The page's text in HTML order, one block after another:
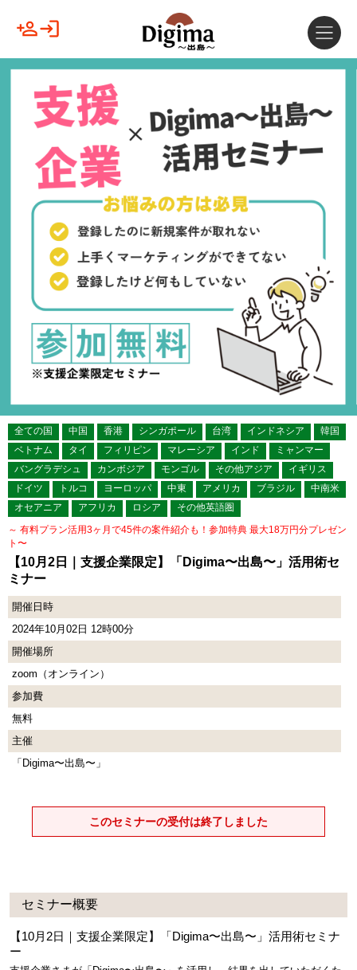
全ての国 中国 香港 シンガポール 台湾 インドネシア
韓国
ベトナム
タイ フィリピン マレーシア インド
ミャンマー
バングラデシュ
カンボジア モンゴル その他アジア
イギリス
ドイツ
トルコ ヨーロッパ 中東 アメリカ ブラジル
中南米
オセアニア
アフリカ ロシア
その他英語圏
～ 有料プラン活用3ヶ月で45件の案件紹介も！参加特典 最大18万円分プレゼン
ト〜
【10月2日｜支援企業限定】「Digima〜出島〜」活用術セ
ミナー
開催日時
2024年10月02日 12時00分
開催場所
zoom（オンライン）
参加費
無料
主催
「Digima〜出島〜」
このセミナーの受付は終了しました
セミナー概要
【10月2日｜支援企業限定】「Digima〜出島〜」活用術セミナ
ー